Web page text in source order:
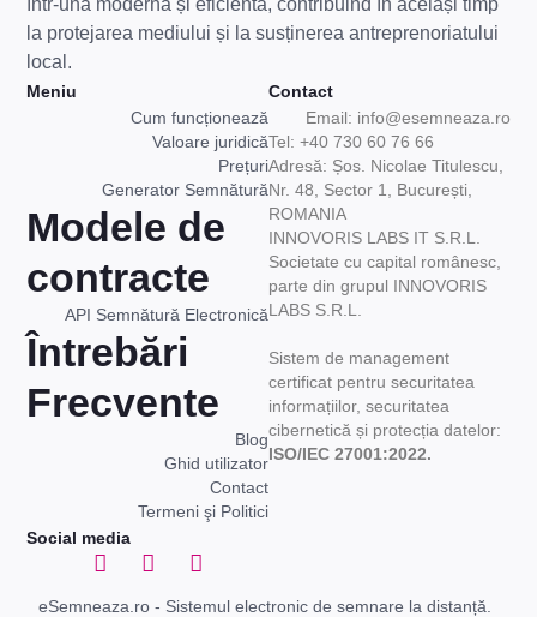
într-una modernă și eficientă, contribuind în același timp
la protejarea mediului și la susținerea antreprenoriatului
local.
Meniu
Cum funcționează
Valoare juridică
Prețuri
Generator Semnătură
Modele de
contracte
API Semnătură Electronică
Întrebări
Frecvente
Blog
Ghid utilizator
Contact
Termeni şi Politici
Contact
Email: info@esemneaza.ro
Tel: +40 730 60 76 66
Adresă: Șos. Nicolae Titulescu,
Nr. 48, Sector 1, București,
ROMANIA
INNOVORIS LABS IT S.R.L.
Societate cu capital românesc,
parte din grupul INNOVORIS
LABS S.R.L.
Sistem de management
certificat pentru securitatea
informațiilor, securitatea
cibernetică și protecția datelor:
ISO/IEC 27001:2022.
Social media
eSemneaza.ro - Sistemul electronic de semnare la distanță.